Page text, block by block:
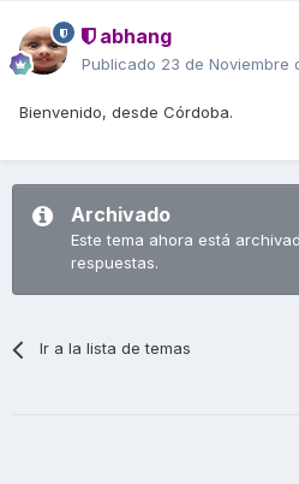
abhang
Publicado 23 de Noviembre
Bienvenido, desde Córdoba.
Archivado
Este tema ahora está
respuestas.
Ir a la lista de temas